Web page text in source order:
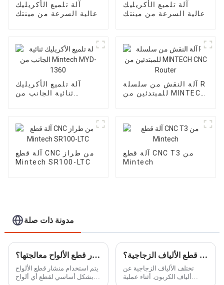
آلة تلميع الأكريليك
عالية السرعة من مينتك
آلة تلميع الأكريليك
عالية السرعة من مينتك
آلة تلميع الأكريليك
ثنائية الجانب من
آلة النقش من سلسلة R
للمبتدئين من MINTECH
آلة قطع CNC من طراز
Mintech SR100-LTC
آلة قطع CNC T3 من
Mintech
مدونة ذات صلة
ما هي المواد التي يمكن لمنشار قطع الألواح معالجتها؟
يتم استخدام منشار قطع الألواح
بشكل أساسي لقطع أي ألواح
ما هي وظيفة جهاز قطع الألياف الزجاجية؟
تختلف الألياف الزجاجية عن
ألياف الكربون. أثناء عملية